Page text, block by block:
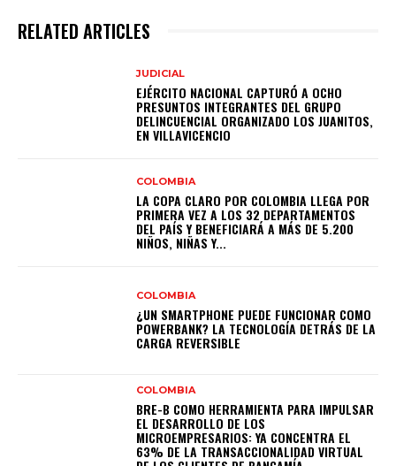
RELATED ARTICLES
JUDICIAL
EJÉRCITO NACIONAL CAPTURÓ A OCHO
PRESUNTOS INTEGRANTES DEL GRUPO
DELINCUENCIAL ORGANIZADO LOS JUANITOS,
EN VILLAVICENCIO
COLOMBIA
LA COPA CLARO POR COLOMBIA LLEGA POR
PRIMERA VEZ A LOS 32 DEPARTAMENTOS
DEL PAÍS Y BENEFICIARÁ A MÁS DE 5.200
NIÑOS, NIÑAS Y...
COLOMBIA
¿UN SMARTPHONE PUEDE FUNCIONAR COMO
POWERBANK? LA TECNOLOGÍA DETRÁS DE LA
CARGA REVERSIBLE
COLOMBIA
BRE-B COMO HERRAMIENTA PARA IMPULSAR
EL DESARROLLO DE LOS
MICROEMPRESARIOS: YA CONCENTRA EL
63% DE LA TRANSACCIONALIDAD VIRTUAL